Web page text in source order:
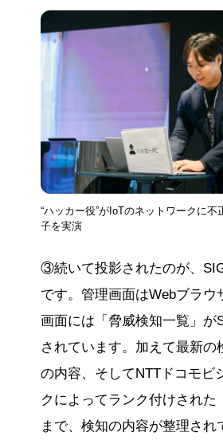
“ハッカー役”がIoTのネットワークに不
子を実演
③続いて投影されたのが、
です。管理画面はWebブラウ
画面には「脅威検知一覧」が
されています。加えて最新の
の内容、そしてNTTドコモビ
クによってランク付けされた
まで、検知の内容が整理され